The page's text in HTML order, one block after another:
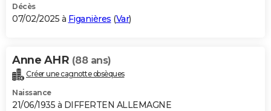
Décès
07/02/2025 à Figanières (Var)
Anne AHR (88 ans)
Créer une cagnotte obsèques
Naissance
21/06/1935 à DIFFERTEN ALLEMAGNE